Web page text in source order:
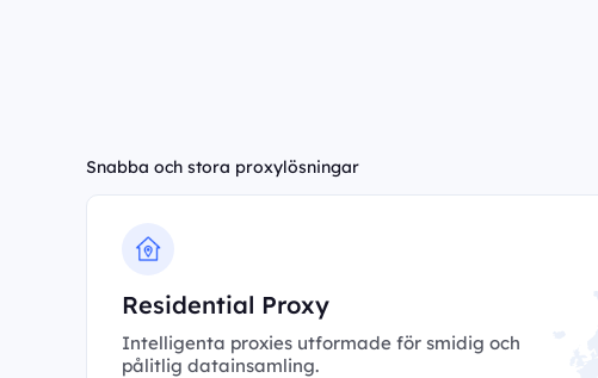
Snabba och stora proxylösningar
Residential Proxy
Intelligenta proxies utformade för smidig och
pålitlig datainsamling.